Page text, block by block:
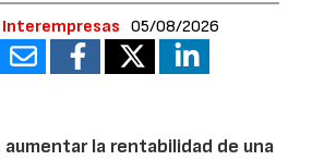
05/08/2026
aumentar la rentabilidad de una